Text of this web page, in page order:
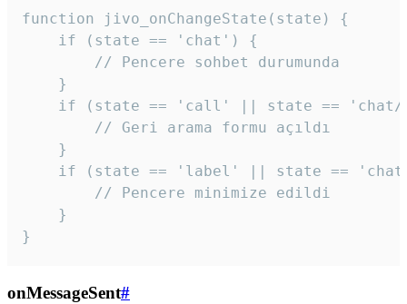
function jivo_onChangeState(state) {
    if (state == 'chat') {
        // Pencere sohbet durumunda
    }
if (state == 'call' || state ==
        // Geri arama formu açıldı
    }
if (state == 'label' || state ==
        // Pencere minimize edildi
    }
}
onMessageSent#